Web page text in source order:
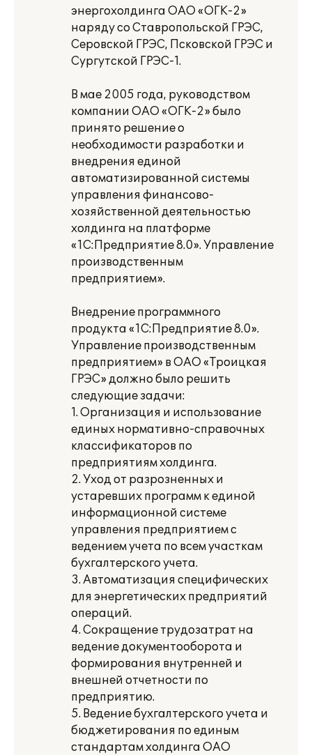
энергохолдинга ОАО «ОГК-2»
наряду со Ставропольской ГРЭС,
Серовской ГРЭС, Псковской ГРЭС и
Сургутской ГРЭС-1.
В мае 2005 года, руководством
компании ОАО «ОГК-2» было
принято решение о
необходимости разработки и
внедрения единой
автоматизированной системы
управления финансово-
хозяйственной деятельностью
холдинга на платформе
«1С:Предприятие 8.0». Управление
производственным
предприятием».
Внедрение программного
продукта «1С:Предприятие 8.0».
Управление производственным
предприятием» в ОАО «Троицкая
ГРЭС» должно было решить
следующие задачи:
1. Организация и использование
единых нормативно-справочных
классификаторов по
предприятиям холдинга.
2. Уход от разрозненных и
устаревших программ к единой
информационной системе
управления предприятием с
ведением учета по всем участкам
бухгалтерского учета.
3. Автоматизация специфических
для энергетических предприятий
операций.
4. Сокращение трудозатрат на
ведение документооборота и
формирования внутренней и
внешней отчетности по
предприятию.
5. Ведение бухгалтерского учета и
бюджетирования по единым
стандартам холдинга ОАО